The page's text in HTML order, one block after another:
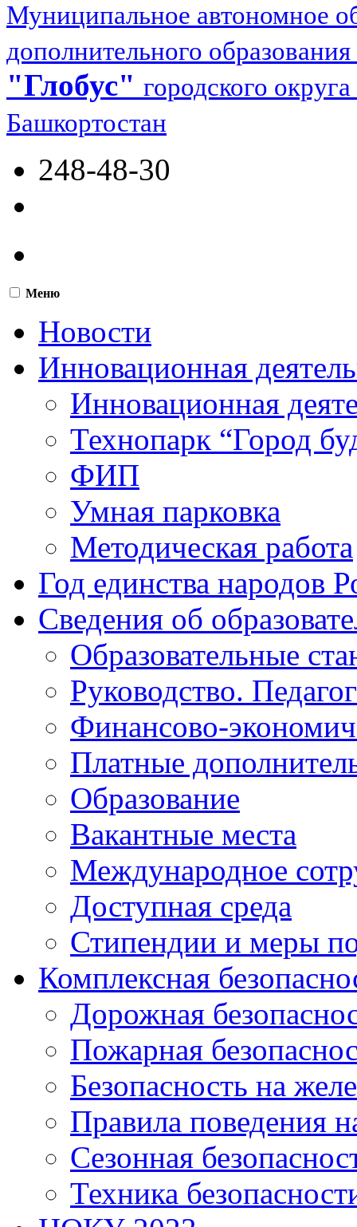
Муниципальное автономное
дополнительного образования
"Глобус" городского
Башкортостан
248-48-30
Меню
Новости
Инновационная
Инновационная
Технопарк “Город
ФИП
Умная парковка
Методическая работа
Год единства народов
Сведения об
Образовательные
Руководство.
Финансово-
Платные
Образование
Вакантные места
Международное
Доступная среда
Стипендии и меры
Комплексная
Дорожная
Пожарная
Безопасность на
Правила поведения
Сезонная
Техника